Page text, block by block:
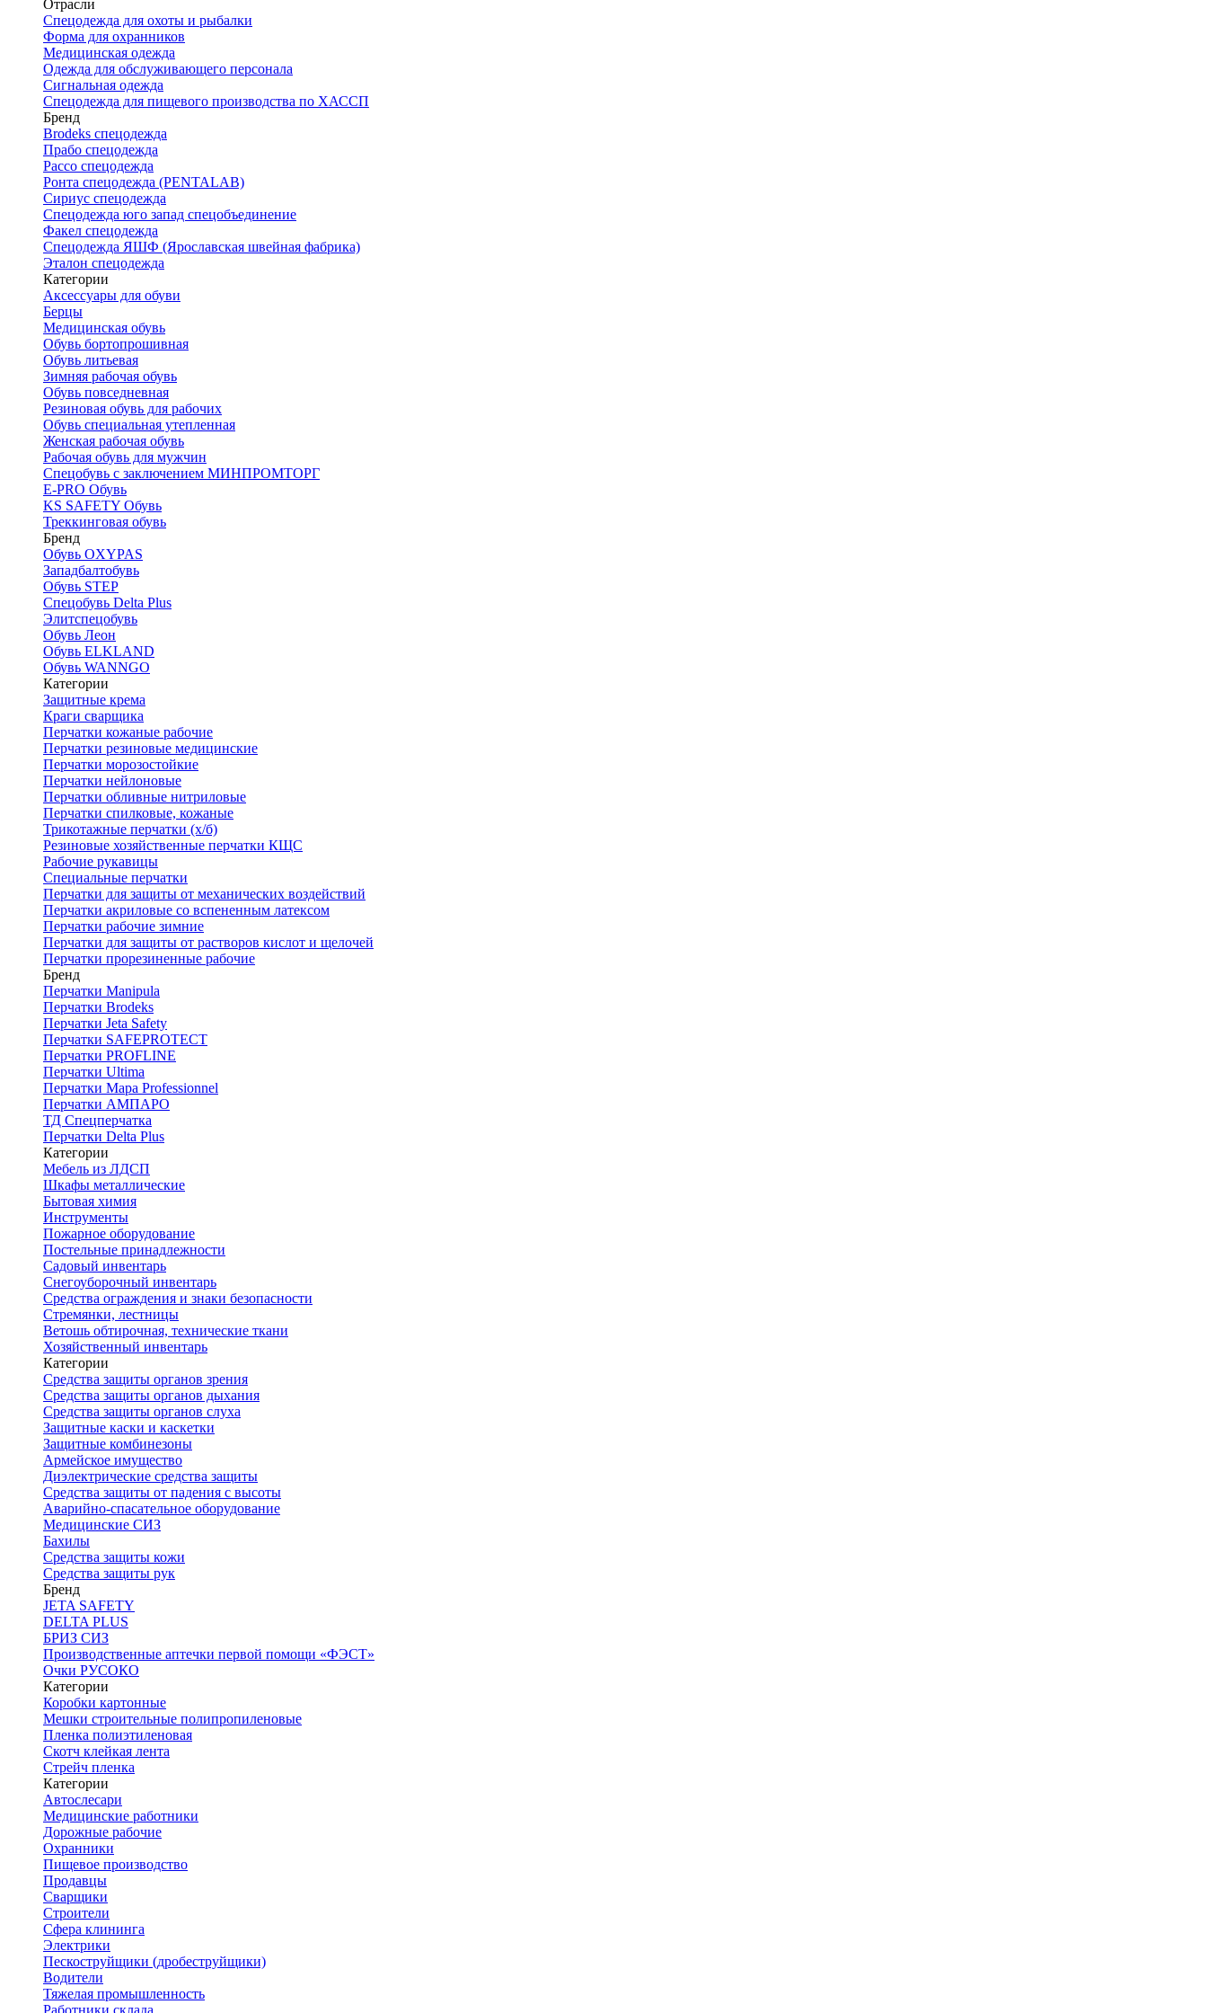
Отрасли
Спецодежда для охоты и рыбалки
Форма для охранников
Медицинская одежда
Одежда для обслуживающего персонала
Сигнальная одежда
Спецодежда для пищевого производства по ХАССП
Бренд
Brodeks спецодежда
Прабо спецодежда
Рассо спецодежда
Ронта спецодежда (PENTALAB)
Сириус спецодежда
Спецодежда юго запад спецобъединение
Факел спецодежда
Спецодежда ЯШФ (Ярославская швейная фабрика)
Эталон спецодежда
Категории
Аксессуары для обуви
Берцы
Медицинская обувь
Обувь бортопрошивная
Обувь литьевая
Зимняя рабочая обувь
Обувь повседневная
Резиновая обувь для рабочих
Обувь специальная утепленная
Женская рабочая обувь
Рабочая обувь для мужчин
Спецобувь с заключением МИНПРОМТОРГ
E-PRO Обувь
KS SAFETY Обувь
Треккинговая обувь
Бренд
Обувь OXYPAS
Западбалтобувь
Обувь STEP
Спецобувь Delta Plus
Элитспецобувь
Обувь Леон
Обувь ELKLAND
Обувь WANNGO
Категории
Защитные крема
Краги сварщика
Перчатки кожаные рабочие
Перчатки резиновые медицинские
Перчатки морозостойкие
Перчатки нейлоновые
Перчатки обливные нитриловые
Перчатки спилковые, кожаные
Трикотажные перчатки (х/б)
Резиновые хозяйственные перчатки КЩС
Рабочие рукавицы
Специальные перчатки
Перчатки для защиты от механических воздействий
Перчатки акриловые со вспененным латексом
Перчатки рабочие зимние
Перчатки для защиты от растворов кислот и щелочей
Перчатки прорезиненные рабочие
Бренд
Перчатки Manipula
Перчатки Brodeks
Перчатки Jeta Safety
Перчатки SAFEPROTECT
Перчатки PROFLINE
Перчатки Ultima
Перчатки Мара Professionnel
Перчатки АМПАРО
ТД Спецперчатка
Перчатки Delta Plus
Категории
Мебель из ЛДСП
Шкафы металлические
Бытовая химия
Инструменты
Пожарное оборудование
Постельные принадлежности
Садовый инвентарь
Снегоуборочный инвентарь
Средства ограждения и знаки безопасности
Стремянки, лестницы
Ветошь обтирочная, технические ткани
Хозяйственный инвентарь
Категории
Средства защиты органов зрения
Средства защиты органов дыхания
Средства защиты органов слуха
Защитные каски и каскетки
Защитные комбинезоны
Армейское имущество
Диэлектрические средства защиты
Средства защиты от падения с высоты
Аварийно-спасательное оборудование
Медицинские СИЗ
Бахилы
Средства защиты кожи
Средства защиты рук
Бренд
JETA SAFETY
DELTA PLUS
БРИЗ СИЗ
Производственные аптечки первой помощи «ФЭСТ»
Очки РУСОКО
Категории
Коробки картонные
Мешки строительные полипропиленовые
Пленка полиэтиленовая
Скотч клейкая лента
Стрейч пленка
Категории
Автослесари
Медицинские работники
Дорожные рабочие
Охранники
Пищевое производство
Продавцы
Сварщики
Строители
Сфера клининга
Электрики
Пескоструйщики (дробеструйщики)
Водители
Тяжелая промышленность
Работники склада